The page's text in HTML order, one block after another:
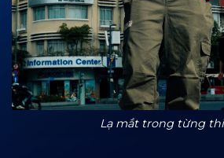
Lạ mắt trong từng